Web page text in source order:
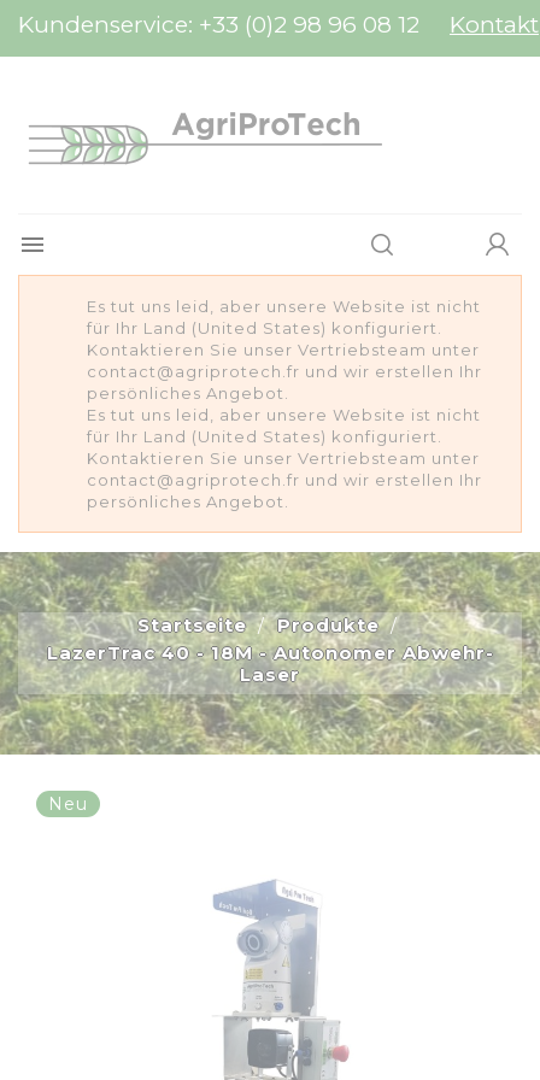
Kundenservice: +33 (0)2 98 96 08 12 Kontakt

Es tut uns leid, aber unsere Website ist nicht
für Ihr Land (United States) konfiguriert.
Kontaktieren Sie unser Vertriebsteam unter
contact@agriprotech.fr und wir erstellen Ihr
persönliches Angebot.
Es tut uns leid, aber unsere Website ist nicht
für Ihr Land (United States) konfiguriert.
Kontaktieren Sie unser Vertriebsteam unter
contact@agriprotech.fr und wir erstellen Ihr
persönliches Angebot.
Startseite
Produkte
LazerTrac 40 - 18M - Autonomer Abwehr-
Laser
Neu
Cookie-Einstellungen